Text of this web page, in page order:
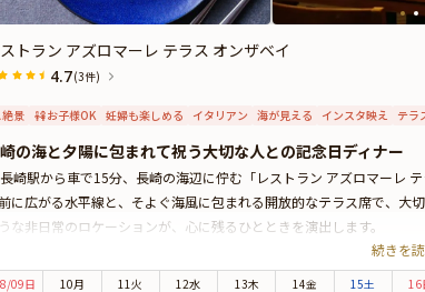
トラン アズロマーレ テラス オンザベイ
4.7(3件)
絶景 お子様OK 妊婦も楽しめる イタリアン 海が見える インスタ映え テラ
の海と夕陽に包まれて祝う大切な人との記念日ディナー
崎駅から車で15分、長崎の海辺に佇む「レストラン アズロマーレ テ
に広がる水平線と、そよぐ海風に包まれる開放的なテラス席で、大
な非日常のロケーションが、心に残るひとときを演出します。
ランでは、長崎の豊かな恵みをふんだんに取り入れたフルコースを
からメイン、デザートまで全6品を構成。旬の素材を丁寧に仕立て
続きを
/09日 10月 11火 12水 13木 14金 15土 16